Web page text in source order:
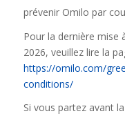
prévenir Omilo par
Pour la dernière mise
2026, veuillez lire la
https://omilo.com/
conditions/
Si vous partez avant